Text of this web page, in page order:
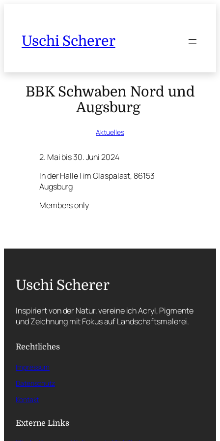
Uschi Scherer
BBK Schwaben Nord und
Augsburg
Aktuelles
2. Mai bis 30. Juni 2024
In der Halle I im Glaspalast, 86153
Augsburg
Members only
Uschi Scherer
Inspiriert von der Natur, vereine ich Acryl, Pigmente
und Zeichnung mit Fokus auf Landschaftsmalerei.
Rechtliches
Impressum
Datenschutz
Kontakt
Externe Links